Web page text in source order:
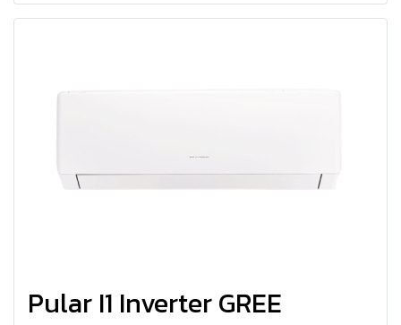
Pular I1 Inverter GREE